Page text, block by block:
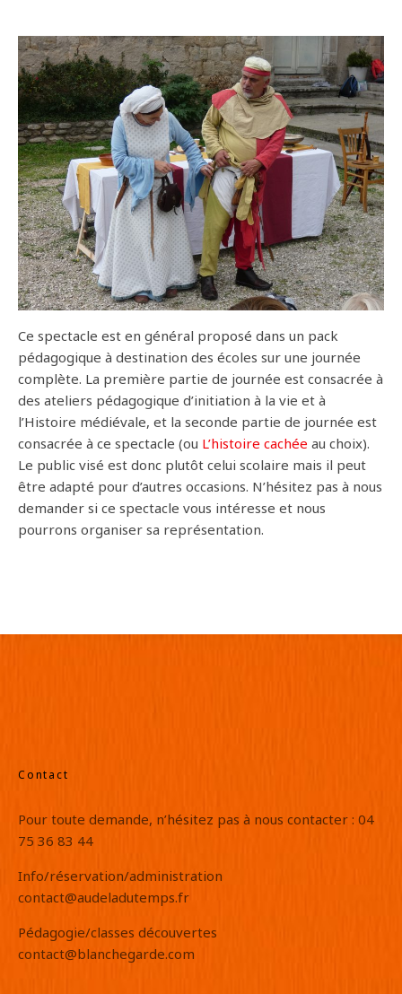
Ce spectacle est en général proposé dans un pack
pédagogique à destination des écoles sur une journée
complète. La première partie de journée est consacrée à
des ateliers pédagogique d’initiation à la vie et à
l’Histoire médiévale, et la seconde partie de journée est
consacrée à ce spectacle (ou L’histoire cachée au choix).
Le public visé est donc plutôt celui scolaire mais il peut
être adapté pour d’autres occasions. N’hésitez pas à nous
demander si ce spectacle vous intéresse et nous
pourrons organiser sa représentation.
Contact
Pour toute demande, n’hésitez pas à nous contacter : 04
75 36 83 44
Info/réservation/administration
contact@audeladutemps.fr
Pédagogie/classes découvertes
contact@blanchegarde.com